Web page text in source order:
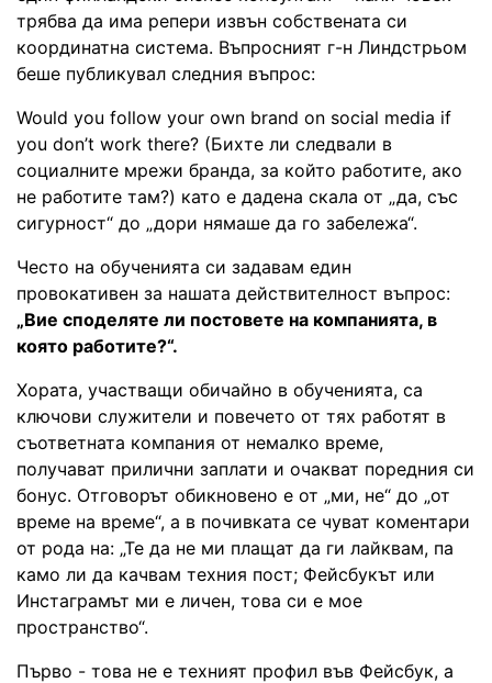
трябва да има репери извън собствената си
координатна система. Въпросният г-н Линдстрьом
беше публикувал следния въпрос:
Would you follow your own brand on social media if
you don’t work there? (Бихте ли следвали в
социалните мрежи бранда, за който работите, ако
не работите там?) като е дадена скала от „да, със
сигурност“ до „дори нямаше да го забележа“.
Често на обученията си задавам един
провокативен за нашата действителност въпрос:
„Вие споделяте ли постовете на компанията, в
която работите?“.
Хората, участващи обичайно в обученията, са
ключови служители и повечето от тях работят в
съответната компания от немалко време,
получават прилични заплати и очакват поредния си
бонус. Отговорът обикновено е от „ми, не“ до „от
време на време“, а в почивката се чуват коментари
от рода на: „Те да не ми плащат да ги лайквам, па
камо ли да качвам техния пост; Фейсбукът или
Инстаграмът ми е личен, това си е мое
пространство“.
Първо - това не е техният профил във Фейсбук, а